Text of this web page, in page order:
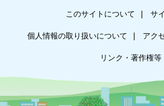
このサイトについて サ
個人情報の取り扱いについて アク
リンク・著作権等